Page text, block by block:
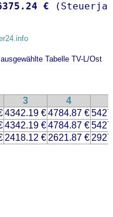
€
Tabelle TV-L/Ost
3 4
4342.19 €4784.87 €
4342.19 €4784.87 €
2418.12 € 2621.87 €